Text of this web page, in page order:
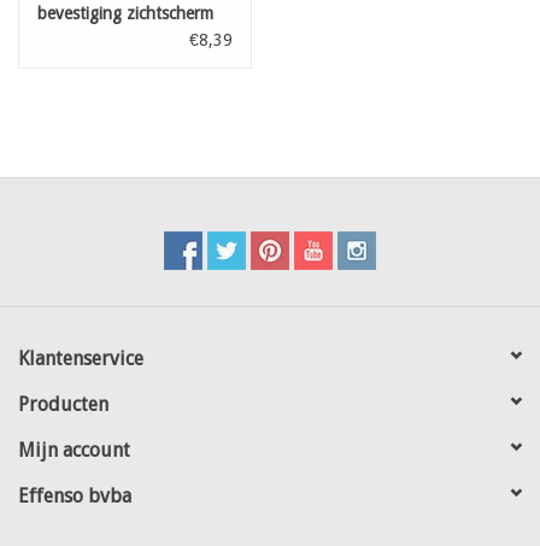
bevestiging zichtscherm
€8,39
Klantenservice
Producten
Mijn account
Effenso bvba